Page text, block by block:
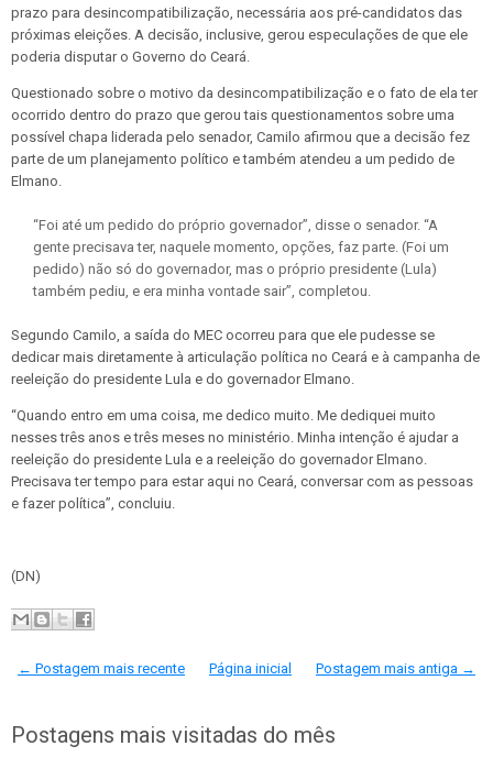
prazo para desincompatibilização, necessária aos pré-candidatos das
próximas eleições. A decisão, inclusive, gerou especulações de que ele
poderia disputar o Governo do Ceará.
Questionado sobre o motivo da desincompatibilização e o fato de ela ter
ocorrido dentro do prazo que gerou tais questionamentos sobre uma
possível chapa liderada pelo senador, Camilo afirmou que a decisão fez
parte de um planejamento político e também atendeu a um pedido de
Elmano.
“Foi até um pedido do próprio governador”, disse o senador. “A
gente precisava ter, naquele momento, opções, faz parte. (Foi um
pedido) não só do governador, mas o próprio presidente (Lula)
também pediu, e era minha vontade sair”, completou.
Segundo Camilo, a saída do MEC ocorreu para que ele pudesse se
dedicar mais diretamente à articulação política no Ceará e à campanha de
reeleição do presidente Lula e do governador Elmano.
“Quando entro em uma coisa, me dedico muito. Me dediquei muito
nesses três anos e três meses no ministério. Minha intenção é ajudar a
reeleição do presidente Lula e a reeleição do governador Elmano.
Precisava ter tempo para estar aqui no Ceará, conversar com as pessoas
e fazer política”, concluiu.
(DN)
← Postagem mais recente Postagem mais antiga →
Página inicial
Postagens mais visitadas do mês